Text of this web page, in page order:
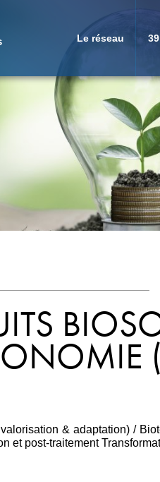
principale
Le réseau
& adaptation) /
et post-traitement